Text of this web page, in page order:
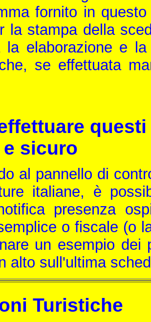
fornito in
la stampa della
la elaborazione e
se effettuata
sicuro
al pannello di
italiane, è
presenza
o fiscale (o
un esempio dei
alto sull'ultima
Turistiche